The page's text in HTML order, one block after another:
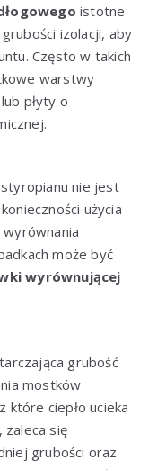
istotne
izolacji, aby
Często w takich
warstwy
płyty o
styropianu nie jest
użycia
może być
wyrównującej
grubość
mostków
które ciepło ucieka
zaleca się
grubości oraz